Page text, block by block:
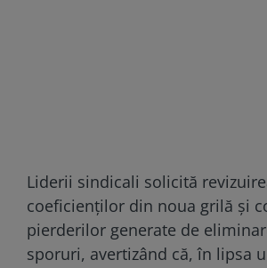
Liderii sindicali solicită
coeficienților din noua grilă și
pierderilor generate de
sporuri, avertizând că, în lipsa